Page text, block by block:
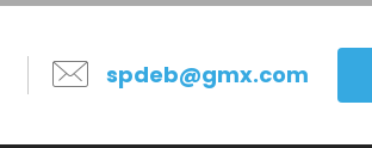
spdeb@gmx.com